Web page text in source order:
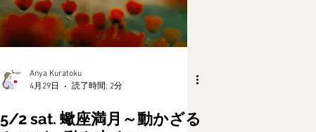
Anya Kuratoku
4月29日
読了時間: 2分
5/2 sat. 蠍座満月～動かざる